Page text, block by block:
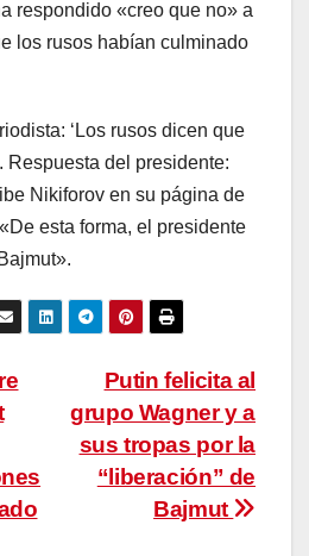
respondido «creo que no» a
los rusos habían culminado
‘Los rusos dicen que
Respuesta del presidente:
Nikiforov en su página de
esta forma, el presidente
Putin felicita al
grupo Wagner y a
sus tropas por la
“liberación” de
Bajmut